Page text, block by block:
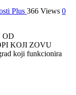
Plus 366 Views 0
OD
KOJI ZOVU
koji funkcionira